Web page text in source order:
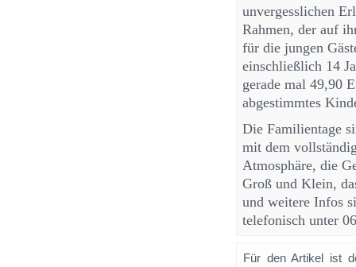
unvergesslichen
Rahmen, der auf
für die jungen
einschließlich 14
gerade mal 49,90
abgestimmtes
Die Familientage
mit dem
Atmosphäre, die
Groß und Klein,
und weitere Infos
telefonisch unter
Für den Artikel ist